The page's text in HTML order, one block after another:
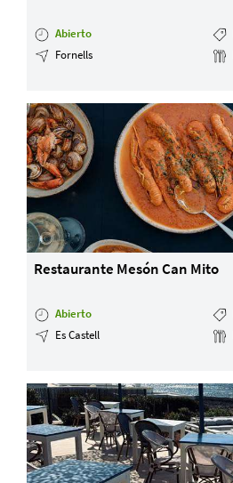
Abierto
Fornells
Restaurante Mesón Can Mito
Abierto
Es Castell